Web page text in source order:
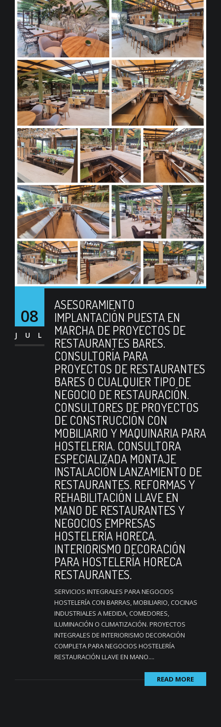
08
JUL
ASESORAMIENTO
IMPLANTACIÓN PUESTA EN
MARCHA DE PROYECTOS DE
RESTAURANTES BARES.
CONSULTORÍA PARA
PROYECTOS DE RESTAURANTES
BARES O CUALQUIER TIPO DE
NEGOCIO DE RESTAURACIÓN.
CONSULTORES DE PROYECTOS
DE CONSTRUCCIÓN CON
MOBILIARIO Y MAQUINARIA PARA
HOSTELERIA. CONSULTORA
ESPECIALIZADA MONTAJE
INSTALACIÓN LANZAMIENTO DE
RESTAURANTES. REFORMAS Y
REHABILITACIÓN LLAVE EN
MANO DE RESTAURANTES Y
NEGOCIOS EMPRESAS
HOSTELERÍA HORECA.
INTERIORISMO DECORACIÓN
PARA HOSTELERÍA HORECA
RESTAURANTES.
SERVICIOS INTEGRALES PARA NEGOCIOS
HOSTELERÍA CON BARRAS, MOBILIARIO, COCINAS
INDUSTRIALES A MEDIDA, COMEDORES,
ILUMINACIÓN O CLIMATIZACIÓN. PROYECTOS
INTEGRALES DE INTERIORISMO DECORACIÓN
COMPLETA PARA NEGOCIOS HOSTELERÍA
RESTAURACIÓN LLAVE EN MANO....
READ MORE